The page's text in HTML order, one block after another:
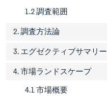
1.2 調査範囲
2. 調査方法論
3. エグゼクティブサマリー
4. 市場ランドスケープ
4.1 市場概要